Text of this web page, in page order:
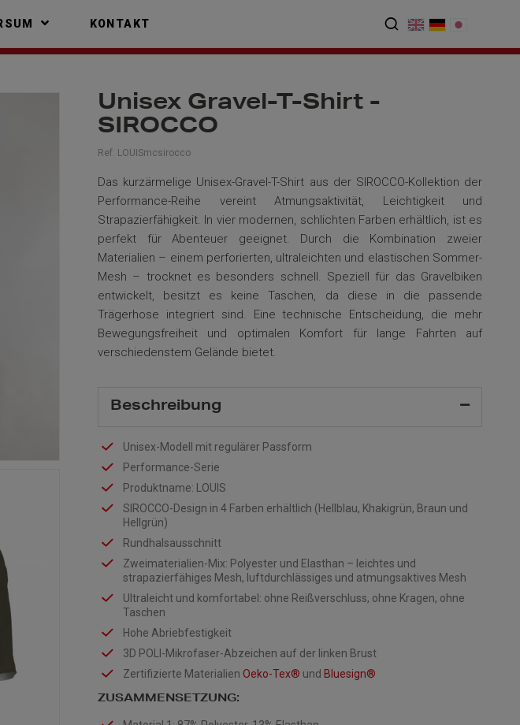
KONTAKT
Unisex Gravel-T-Shirt -
SIROCCO
Ref: LOUISmcsirocco
Das kurzärmelige Unisex-Gravel-T-Shirt aus der SIROCCO-Kollektion der
Performance-Reihe vereint Atmungsaktivität, Leichtigkeit und
Strapazierfähigkeit. In vier modernen, schlichten Farben erhältlich, ist es
perfekt für Abenteuer geeignet. Durch die Kombination zweier
Materialien – einem perforierten, ultraleichten und elastischen Sommer-
Mesh – trocknet es besonders schnell. Speziell für das Gravelbiken
entwickelt, besitzt es keine Taschen, da diese in die passende
Trägerhose integriert sind. Eine technische Entscheidung, die mehr
Bewegungsfreiheit und optimalen Komfort für lange Fahrten auf
verschiedenstem Gelände bietet.
Beschreibung
Unisex-Modell mit regulärer Passform
Performance-Serie
Produktname: LOUIS
SIROCCO-Design in 4 Farben erhältlich (Hellblau, Khakigrün, Braun und
Hellgrün)
Rundhalsausschnitt
Zweimaterialien-Mix: Polyester und Elasthan – leichtes und
strapazierfähiges Mesh, luftdurchlässiges und atmungsaktives Mesh
Ultraleicht und komfortabel: ohne Reißverschluss, ohne Kragen, ohne
Taschen
Hohe Abriebfestigkeit
3D POLI-Mikrofaser-Abzeichen auf der linken Brust
Zertifizierte Materialien Oeko-Tex® und Bluesign®
ZUSAMMENSETZUNG: